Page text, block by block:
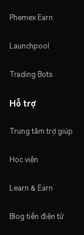
Phemex Earn
Launchpool
Trading Bots
Hỗ trợ
Trung tâm trợ giúp
Học viện
Learn & Earn
Blog tiền điện tử